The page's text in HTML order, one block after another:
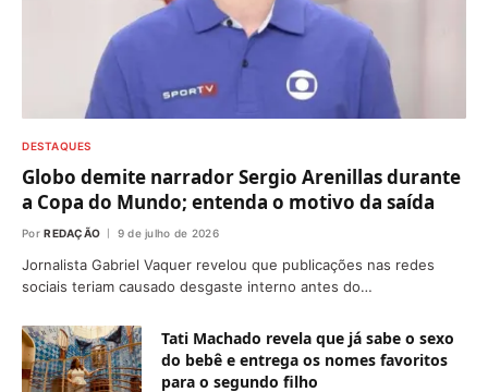
DESTAQUES
Globo demite narrador Sergio Arenillas durante
a Copa do Mundo; entenda o motivo da saída
Por REDAÇÃO 9 de julho de 2026
Jornalista Gabriel Vaquer revelou que publicações nas redes
sociais teriam causado desgaste interno antes do…
Tati Machado revela que já sabe o sexo
do bebê e entrega os nomes favoritos
para o segundo filho